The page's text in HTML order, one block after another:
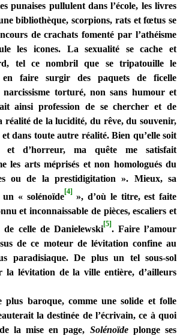
pullulent dans l’école, les livres
bibliothèque, scorpions, rats et fœtus se
de crachats fomenté par l’athéisme
les icones. La sexualité se cache et
tel ce nombril que se tripatouille le
faire surgir des paquets de ficelle
torturé, non sans humour et
ainsi profession de se chercher et de
réalité de la lucidité, du rêve, du souvenir,
dans toute autre réalité. Bien qu’elle soit
d’horreur, ma quête me satisfait
les arts méprisés et non homologués du
ou de la prestidigitation ». Mieux, sa
« solénoïde[4]», d’où le titre, est faite
et inconnaissable de pièces, escaliers et
celle de Danielewski[5]. Faire l’amour
de ce moteur de lévitation confine au
paradisiaque. De plus un tel sous-sol
la lévitation de la ville entière, d’ailleurs
baroque, comme une solide et folle
la destinée de l’écrivain, ce à quoi
la mise en page, Solénoïdeplonge ses